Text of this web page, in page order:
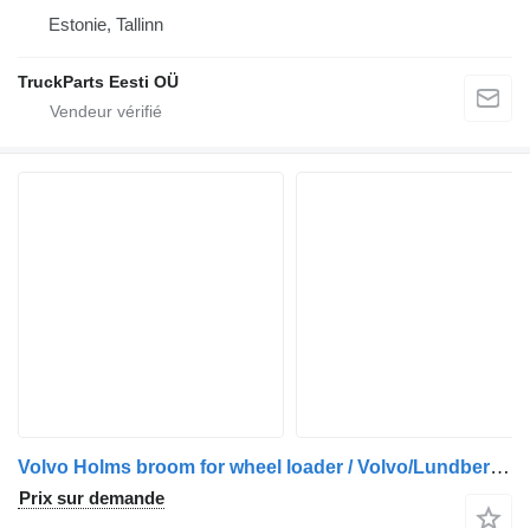
Estonie, Tallinn
TruckParts Eesti OÜ
Volvo Holms broom for wheel loader / Volvo/Lundberg quick coupler
Prix sur demande